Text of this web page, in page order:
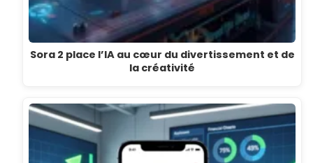
Sora 2 place l’IA au cœur du divertissement et de
la créativité